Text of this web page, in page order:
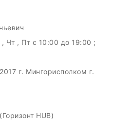
Чт , Пт c 10:00 до 19:00 ;
г. Мингорисполком г.
HUB)